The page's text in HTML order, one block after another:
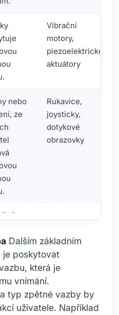
Vibrační
motory,
piezoelektrické
aktuátory
nebo
ze
Rukavice,
joysticky,
dotykové
obrazovky
Dalším základním
je poskytovat
která je
vnímání.
typ zpětné vazby by
uživatele. Například